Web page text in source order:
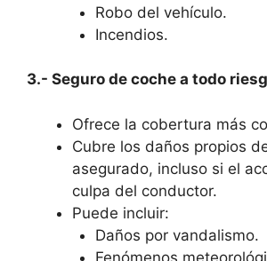
Robo del vehículo.
Incendios.
3.- Seguro de coche a todo
Ofrece la cobertura más
Cubre los daños propios
asegurado, incluso si el
culpa del conductor.
Puede incluir:
Daños por vandalismo.
Fenómenos